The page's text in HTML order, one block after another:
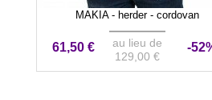
MAKIA - herder - cordovan
61,50 €
au lieu de
129,00 €
-